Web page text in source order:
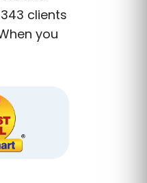
clients
you